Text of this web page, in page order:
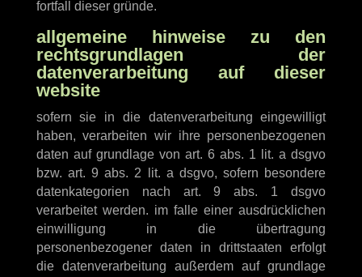
fortfall dieser gründe.
allgemeine hinweise zu den
rechtsgrundlagen der
datenverarbeitung auf dieser
website
sofern sie in die datenverarbeitung eingewilligt
haben, verarbeiten wir ihre personenbezogenen
daten auf grundlage von art. 6 abs. 1 lit. a dsgvo
bzw. art. 9 abs. 2 lit. a dsgvo, sofern besondere
datenkategorien nach art. 9 abs. 1 dsgvo
verarbeitet werden. im falle einer ausdrücklichen
einwilligung in die übertragung
personenbezogener daten in drittstaaten erfolgt
die datenverarbeitung außerdem auf grundlage